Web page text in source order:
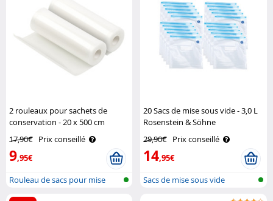
2 rouleaux pour sachets de
conservation - 20 x 500 cm
Rosenstein & Söhne
17,90€ Prix conseillé
9,95€
Rouleau de sacs pour mise
sous vide
20 Sacs de mise sous vide - 3,0 L
Rosenstein & Söhne
29,90€ Prix conseillé
14,95€
Sacs de mise sous vide